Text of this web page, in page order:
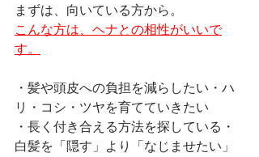
まずは、向いている方から。
こんな方は、ヘナとの相性がいいで
す。
・髪や頭皮への負担を減らしたい・ハ
リ・コシ・ツヤを育てていきたい
・長く付き合える方法を探している・
白髪を「隠す」より「なじませたい」